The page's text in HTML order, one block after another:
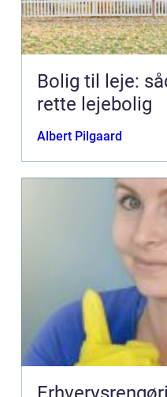
Bolig til leje:
rette lejebolig
Albert Pilgaard